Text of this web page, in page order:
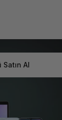
Satın Al